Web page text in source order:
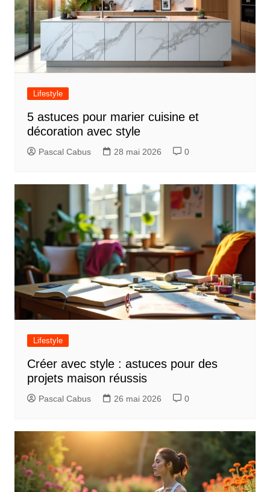
Lifestyle
5 astuces pour marier cuisine et
décoration avec style
Pascal Cabus 28 mai 2026 0
Lifestyle
Créer avec style : astuces pour des
projets maison réussis
Pascal Cabus 26 mai 2026 0